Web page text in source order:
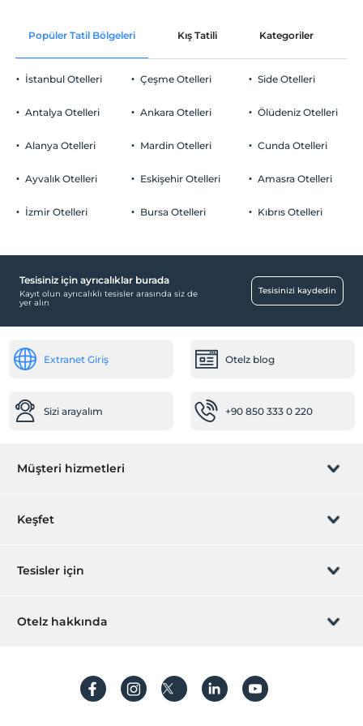
Otopark (Tesis bünyesinde)
Hastaneye kolay ulaşım (15 dakika)
Odalar
Resepsiyon Hizmetleri
Bagaj muhafazası
Çalışma Alanları
Ütü hizmeti
Motorsiklet kiralama
Havaalanı servisi (ücretli)
Evcil Hayvan
Sigara
Çocuklar
Her bir oda için 3 yaşına kadar 1 çocuk ücretsizdir
Müsaitliğe göre bir üst sınıf odaya upgrade
Popüler Tatil Bölgeleri Kış Tatili Kategoriler
İstanbul Otelleri
Antalya Otelleri
Alanya Otelleri
Ayvalık Otelleri
İzmir Otelleri
Çeşme Otelleri
Ankara Otelleri
Mardin Otelleri
Eskişehir Otelleri
Bursa Otelleri
Side Otelleri
Ölüdeniz Otelleri
Cunda Otelleri
Amasra Otelleri
Kıbrıs Otelleri
Tesisiniz için ayrıcalıklar burada
Kayıt olun ayrıcalıklı tesisler arasında siz de
yer alın
Tesisinizi kaydedin
Extranet Giriş Otelz blog
Sizi arayalım +90 850 333 0 220
Müşteri hizmetleri
Rezervasyon yönet
Sıkça sorulan sorular
Keşfet
Hediye Kart
Hesap oluştur
Tesisler için
Hemen tesisinizi ekleyin
Otelz hakkında